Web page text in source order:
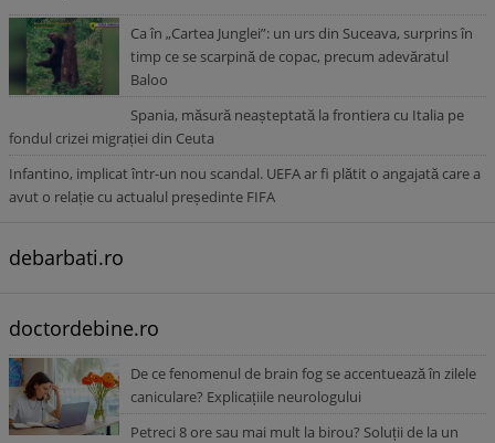
Ca în „Cartea Junglei”: un urs din Suceava, surprins în
timp ce se scarpină de copac, precum adevăratul
Baloo
Spania, măsură neașteptată la frontiera cu Italia pe
fondul crizei migrației din Ceuta
Infantino, implicat într-un nou scandal. UEFA ar fi plătit o angajată care a
avut o relație cu actualul președinte FIFA
debarbati.ro
doctordebine.ro
De ce fenomenul de brain fog se accentuează în zilele
caniculare? Explicațiile neurologului
Petreci 8 ore sau mai mult la birou? Soluții de la un